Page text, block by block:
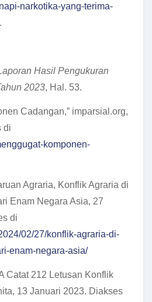
narkotika-yang-terima-
.
Hasil Pengukuran
2023, Hal. 53.
Cadangan,” imparsial.org,
di
komponen-
Agraria, Konflik Agraria di
Enam Negara Asia, 27
di
02/27/konflik-agraria-di-
enam-negara-asia/
Catat 212 Letusan Konflik
13 Januari 2023. Diakses